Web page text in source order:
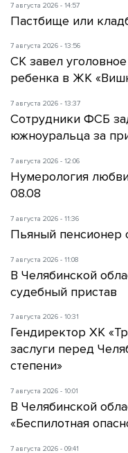
7 августа 2026 - 14:57
Пастбище или
7 августа 2026 - 13:56
СК завел
ребенка в ЖК
7 августа 2026 - 13:37
Сотрудники ФСБ
южноуральца за
7 августа 2026 - 12:06
Нумерология
08.08
7 августа 2026 - 11:36
Пьяный пенсионер
7 августа 2026 - 11:08
В Челябинской
судебный пристав
7 августа 2026 - 10:31
Гендиректор ХК
заслуги перед
степени»
7 августа 2026 - 10:01
В Челябинской
«Беспилотная
7 августа 2026 - 09:41